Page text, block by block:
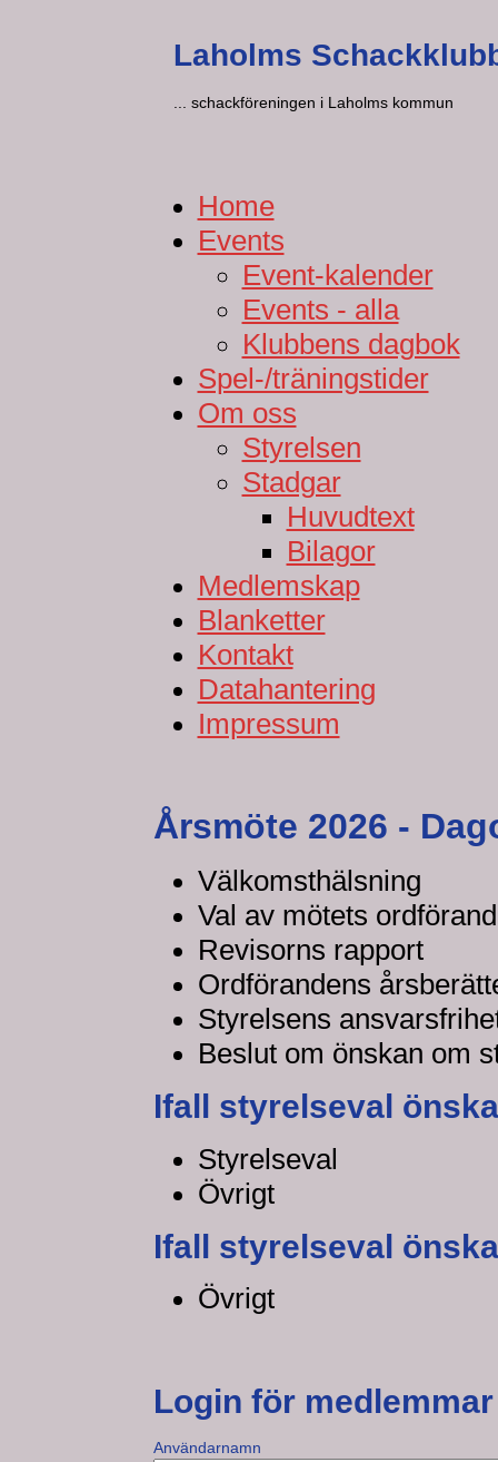
Laholms
... schackföreningen i Laholms kommun
Home
Events
Event-kalender
Events - alla
Klubbens dagbok
Spel-/träningstider
Om oss
Styrelsen
Stadgar
Huvudtext
Bilagor
Medlemskap
Blanketter
Kontakt
Datahantering
Impressum
Årsmöte 2026 -
Välkomsthälsning
Val av mötets
Revisorns rapport
Ordförandens
Styrelsens
Beslut om önskan om
Ifall styrelseval
Styrelseval
Övrigt
Ifall styrelseval
Övrigt
Login för medlemmar
Användarnamn